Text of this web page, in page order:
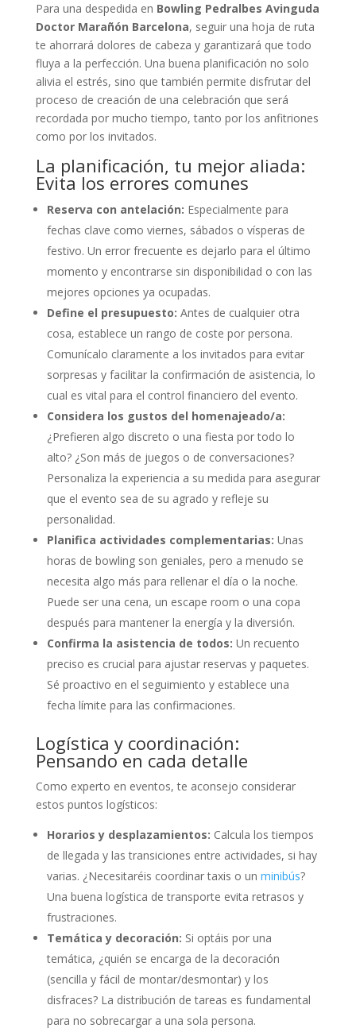
Para una despedida en Bowling Pedralbes Avinguda
Doctor Marañón Barcelona, seguir una hoja de ruta
te ahorrará dolores de cabeza y garantizará que todo
fluya a la perfección. Una buena planificación no solo
alivia el estrés, sino que también permite disfrutar del
proceso de creación de una celebración que será
recordada por mucho tiempo, tanto por los anfitriones
como por los invitados.
La planificación, tu mejor aliada:
Evita los errores comunes
Reserva con antelación: Especialmente para
fechas clave como viernes, sábados o vísperas de
festivo. Un error frecuente es dejarlo para el último
momento y encontrarse sin disponibilidad o con las
mejores opciones ya ocupadas.
Define el presupuesto: Antes de cualquier otra
cosa, establece un rango de coste por persona.
Comunícalo claramente a los invitados para evitar
sorpresas y facilitar la confirmación de asistencia, lo
cual es vital para el control financiero del evento.
Considera los gustos del homenajeado/a:
¿Prefieren algo discreto o una fiesta por todo lo
alto? ¿Son más de juegos o de conversaciones?
Personaliza la experiencia a su medida para asegurar
que el evento sea de su agrado y refleje su
personalidad.
Planifica actividades complementarias: Unas
horas de bowling son geniales, pero a menudo se
necesita algo más para rellenar el día o la noche.
Puede ser una cena, un escape room o una copa
después para mantener la energía y la diversión.
Confirma la asistencia de todos: Un recuento
preciso es crucial para ajustar reservas y paquetes.
Sé proactivo en el seguimiento y establece una
fecha límite para las confirmaciones.
Logística y coordinación:
Pensando en cada detalle
Como experto en eventos, te aconsejo considerar
estos puntos logísticos:
Horarios y desplazamientos: Calcula los tiempos
de llegada y las transiciones entre actividades, si hay
varias. ¿Necesitaréis coordinar taxis o un minibús?
Una buena logística de transporte evita retrasos y
frustraciones.
Temática y decoración: Si optáis por una
temática, ¿quién se encarga de la decoración
(sencilla y fácil de montar/desmontar) y los
disfraces? La distribución de tareas es fundamental
para no sobrecargar a una sola persona.